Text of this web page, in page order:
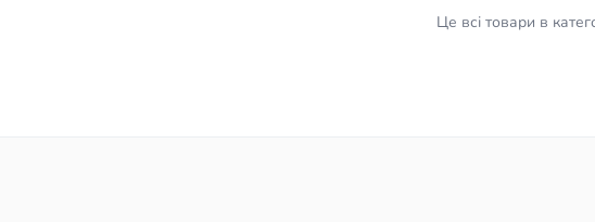
Це всі товари в